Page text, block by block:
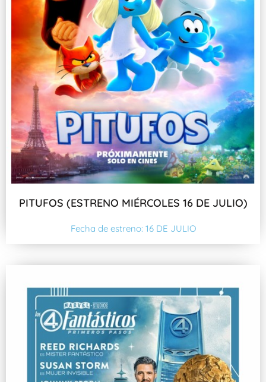
PITUFOS (ESTRENO MIÉRCOLES 16 DE JULIO)
Fecha de estreno: 16 DE JULIO